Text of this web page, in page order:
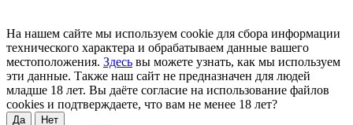
На нашем сайте мы используем cookie для сбора информации
технического характера и обрабатываем данные вашего
местоположения. Здесь вы можете узнать, как мы используем
эти данные. Также наш сайт не предназначен для людей
младше 18 лет. Вы даёте согласие на использование файлов
cookies и подтверждаете, что вам не менее 18 лет?
Да Нет